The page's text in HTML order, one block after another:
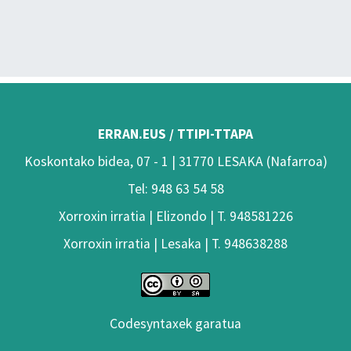
ERRAN.EUS / TTIPI-TTAPA
Koskontako bidea, 07 - 1 | 31770 LESAKA (Nafarroa)
Tel: 948 63 54 58
Xorroxin irratia | Elizondo | T. 948581226
Xorroxin irratia | Lesaka | T. 948638288
Codesyntaxek garatua